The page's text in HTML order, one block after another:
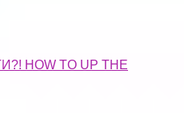
HOW TO UP THE